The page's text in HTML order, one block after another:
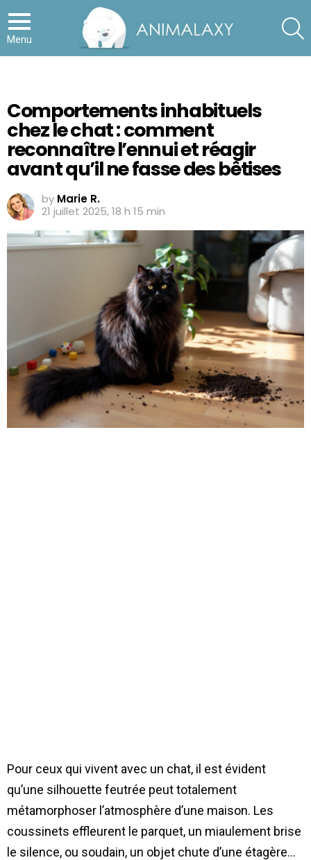
Menu
Comportements inhabituels
chez le chat : comment
reconnaître l’ennui et réagir
avant qu’il ne fasse des bêtises
by Marie R.
21 juillet 2025, 18 h 15 min
Pour ceux qui vivent avec un chat, il est évident
qu’une silhouette feutrée peut totalement
métamorphoser l’atmosphère d’une maison. Les
coussinets effleurent le parquet, un miaulement brise
le silence, ou soudain, un objet chute d’une étagère…